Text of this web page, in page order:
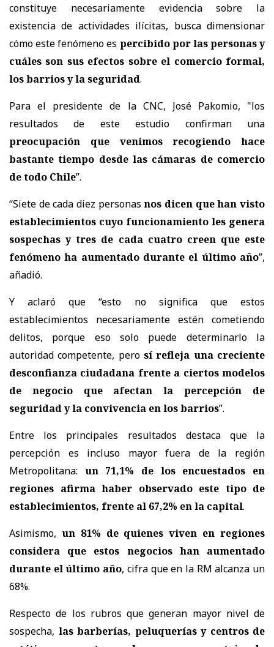
constituye necesariamente evidencia sobre la
existencia de actividades ilícitas, busca dimensionar
cómo este fenómeno es percibido por las personas y
cuáles son sus efectos sobre el comercio formal,
los barrios y la seguridad.
Para el presidente de la CNC, José Pakomio, "los
resultados de este estudio confirman una
preocupación que venimos recogiendo hace
bastante tiempo desde las cámaras de comercio
de todo Chile”.
“Siete de cada diez personasnos dicen que han visto
establecimientos cuyo funcionamiento les genera
sospechas y tres de cada cuatro creen que este
fenómeno ha aumentado durante el último año”,
añadió.
Y aclaró que “esto no significa que estos
establecimientos necesariamente estén cometiendo
delitos, porque eso solo puede determinarlo la
autoridad competente, perosí refleja una creciente
desconfianza ciudadana frente a ciertos modelos
de negocio que afectan la percepción de
seguridad y la convivencia en los barrios”.
Entre los principales resultados destaca que la
percepción es incluso mayor fuera de la región
Metropolitana: un 71,1% de los encuestados en
regiones afirma haber observado este tipo de
establecimientos, frente al 67,2% en la capital.
Asimismo, un 81% de quienes viven en regiones
considera que estos negocios han aumentado
durante el último año, cifra que en la RM alcanza un
68%.
Respecto de los rubros que generan mayor nivel de
sospecha, las barberías, peluquerías y centros de